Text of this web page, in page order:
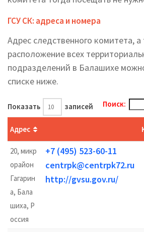
ГСУ СК: адреса и номера
Адрес следственного комитета,
расположение всех
подразделений в Балашихе
списке ниже.
Показать записей Поиск:
Адрес
20, микр
орайон
Гагарин
а, Бала
шиха, Р
оссия
+7 (495) 523-60-11
centrpk@centrpk72.ru
http://gvsu.gov.ru/